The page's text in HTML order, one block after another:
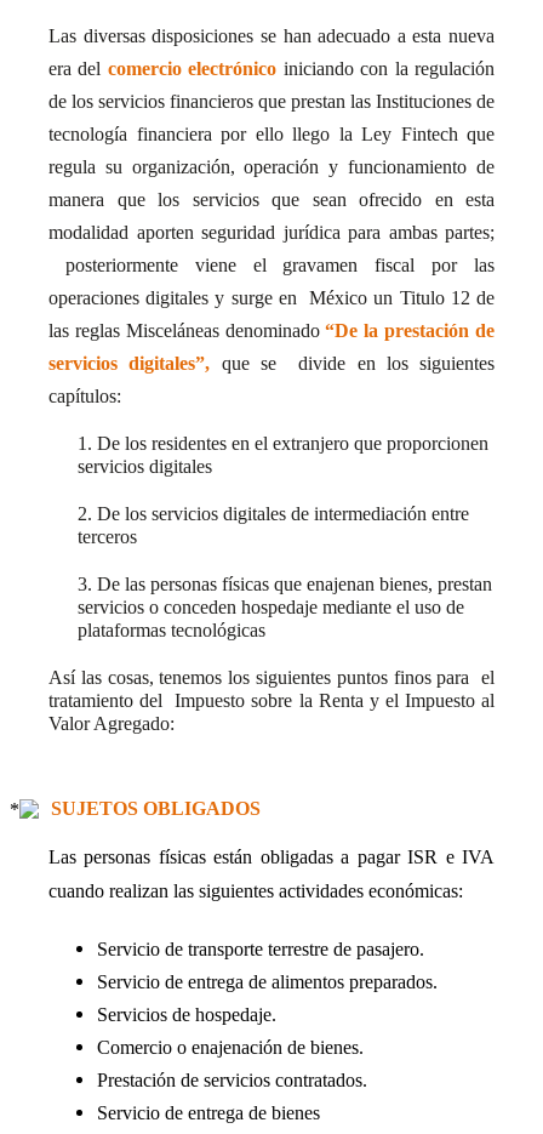
Las diversas disposiciones se han adecuado a esta nueva
era del comercio electrónico iniciando con la regulación
de los servicios financieros que prestan las Instituciones de
tecnología financiera por ello llego la Ley Fintech que
regula su organización, operación y funcionamiento de
manera que los servicios que sean ofrecido en esta
modalidad aporten seguridad jurídica para ambas partes;
posteriormente viene el gravamen fiscal por las
operaciones digitales y surge en
México un Titulo 12 de
las reglas Misceláneas denominado“De la prestación de
servicios digitales”, que se
divide en los siguientes
capítulos:
1. De los residentes en el extranjero que proporcionen
servicios digitales
2. De los servicios digitales de intermediación entre
terceros
3. De las personas físicas que enajenan bienes, prestan
servicios o conceden hospedaje mediante el uso de
plataformas tecnológicas
Así las cosas, tenemos los siguientes puntos finos para
el
tratamiento del
Impuesto sobre la Renta y el Impuesto al
Valor Agregado:
SUJETOS OBLIGADOS
Las personas físicas están obligadas a pagar ISR e IVA
cuando realizan las siguientes actividades económicas:
Servicio de transporte terrestre de pasajero.
Servicio de entrega de alimentos preparados.
Servicios de hospedaje.
Comercio o enajenación de bienes.
Prestación de servicios contratados.
Servicio de entrega de bienes